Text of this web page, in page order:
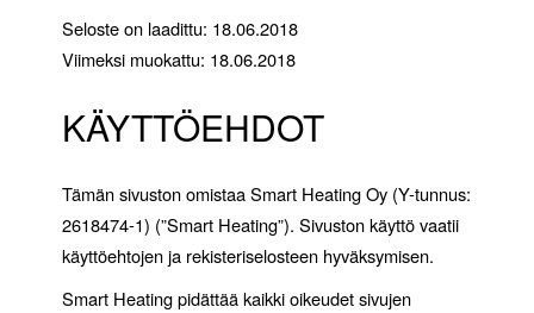
Seloste on laadittu: 18.06.2018
Viimeksi muokattu: 18.06.2018
KÄYTTÖEHDOT
Tämän sivuston omistaa Smart Heating Oy (Y-tunnus:
2618474-1) (”Smart Heating”). Sivuston käyttö vaatii
käyttöehtojen ja rekisteriselosteen hyväksymisen.
Smart Heating pidättää kaikki oikeudet sivujen